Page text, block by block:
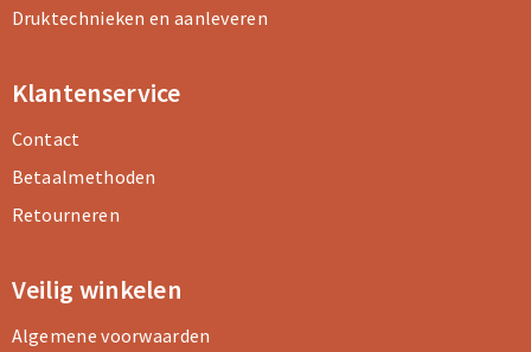
Druktechnieken en aanleveren
Klantenservice
Contact
Betaalmethoden
Retourneren
Veilig winkelen
Algemene voorwaarden